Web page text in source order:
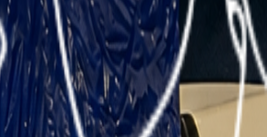
проверим возможные варианты